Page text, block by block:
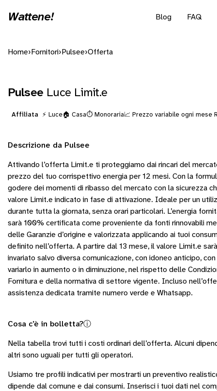
Wattene! Blog FAQ
Home› Fornitori› Pulsee›Offerta
Pulsee Luce Limit.e
Affiliata ⚡ Luce🏠 Casa⏱️ Monoraria📈 Prezzo variabile ogni mese
Descrizione da Pulsee
Attivando l’offerta Limit.e ti proteggiamo dai rincari del
prezzo del tuo corrispettivo energia per 12 mesi. Con la
godere dei momenti di ribasso del mercato con la sicurezza
valore Limit.e indicato in fase di attivazione. Ideale per un
durante tutta la giornata, senza orari particolari. L’energia
sarà 100% certificata come proveniente da fonti rinnovabili
delle Garanzie d’origine e valorizzata applicando ai tuoi
definito nell’offerta. A partire dal 13 mese, il valore Limit.e
invariato salvo diversa comunicazione, con idoneo anticipo,
variarlo in aumento o in diminuzione, nel rispetto delle
Fornitura e della normativa di settore vigente. Incluso
assistenza dedicata tramite numero verde e Whatsapp.
Cosa c’è in bolletta?ⓘ
Nella tabella trovi tutti i costi ordinari dell’offerta. Alcuni
altri sono uguali per tutti gli operatori.
Usiamo tre profili indicativi per mostrarti un preventivo
dipende dal comune e dai consumi. Inserisci i tuoi dati nel